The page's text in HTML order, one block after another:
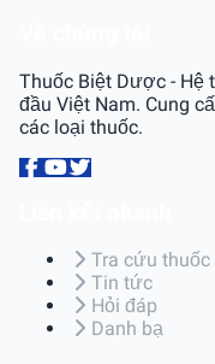
Thuốc Biệt Dược - Hệ
đầu Việt Nam. Cung
các loại thuốc.
Tra cứu thuốc
Tin tức
Hỏi đáp
Danh bạ